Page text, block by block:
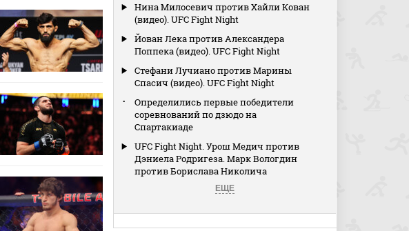
Нина Милосевич против Хайли Кован
(видео). UFC Fight Night
Йован Лека против Александера
Поппека (видео). UFC Fight Night
Стефани Лучиано против Марины
Спасич (видео). UFC Fight Night
Определились первые победители
соревнований по дзюдо на
Спартакиаде
UFC Fight Night. Урош Медич против
Дэниела Родригеза. Марк Вологдин
против Борислава Николича
ЕЩЕ